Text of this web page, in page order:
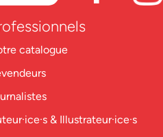
catalogue
& Illustrateur·ice·s